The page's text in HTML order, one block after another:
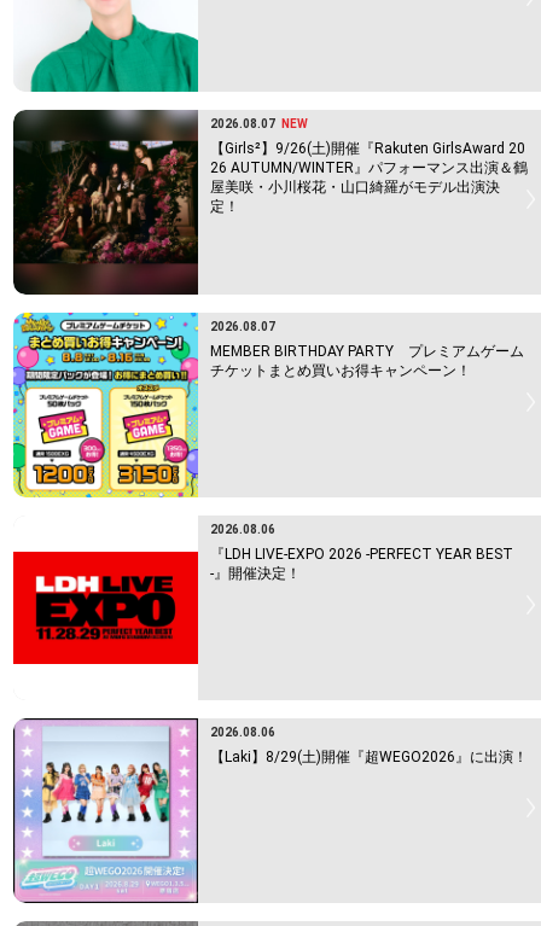
2026.08.07 NEW
【Girls²】9/26(土)開催『Rakuten GirlsAward 20
26 AUTUMN/WINTER』パフォーマンス出演＆鶴
屋美咲・小川桜花・山口綺羅がモデル出演決
定！
2026.08.07
MEMBER BIRTHDAY PARTY プレミアムゲーム
チケットまとめ買いお得キャンペーン！
2026.08.06
『LDH LIVE-EXPO 2026 -PERFECT YEAR BEST
-』開催決定！
2026.08.06
【Laki】8/29(土)開催『超WEGO2026』に出演！